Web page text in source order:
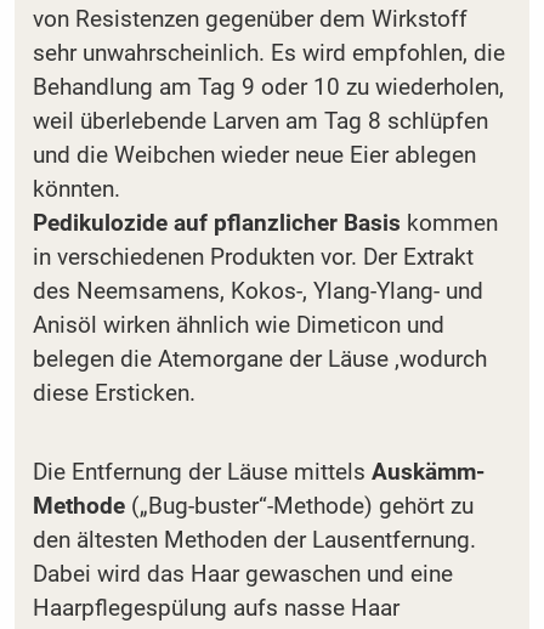
von Resistenzen gegenüber dem Wirkstoff
sehr unwahrscheinlich. Es wird empfohlen, die
Behandlung am Tag 9 oder 10 zu wiederholen,
weil überlebende Larven am Tag 8 schlüpfen
und die Weibchen wieder neue Eier ablegen
könnten.
Pedikulozide auf pflanzlicher Basis kommen
in verschiedenen Produkten vor. Der Extrakt
des Neemsamens, Kokos-, Ylang-Ylang- und
Anisöl wirken ähnlich wie Dimeticon und
belegen die Atemorgane der Läuse ,wodurch
diese Ersticken.
Die Entfernung der Läuse mittels Auskämm-
Methode(„Bug-buster“-Methode) gehört zu
den ältesten Methoden der Lausentfernung.
Dabei wird das Haar gewaschen und eine
Haarpflegespülung aufs nasse Haar